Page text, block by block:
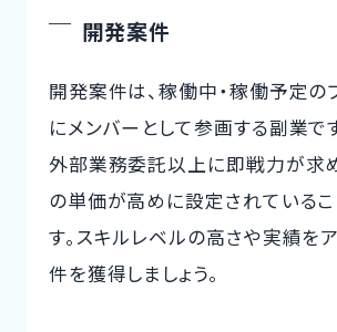
開発案件
開発案件は、稼働中・稼働予定の
にメンバーとして参画する副業で
外部業務委託以上に即戦力が求
の単価が高めに設定されている
す。スキルレベルの高さや実績を
件を獲得しましょう。